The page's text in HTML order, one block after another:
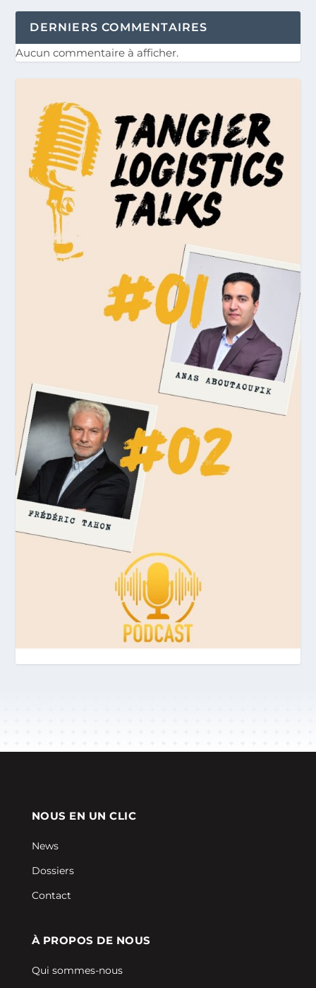
DERNIERS COMMENTAIRES
Aucun commentaire à afficher.
NOUS EN UN CLIC
News
Dossiers
Contact
À PROPOS DE NOUS
Qui sommes-nous